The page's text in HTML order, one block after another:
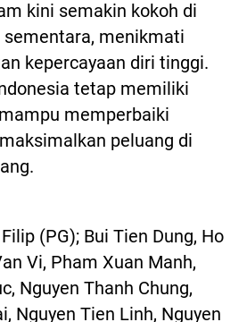
kini semakin kokoh di
menikmati
kepercayaan diri tinggi.
tetap memiliki
memperbaiki
peluang di
(PG); Bui Tien Dung, Ho
Vi, Pham Xuan Manh,
Nguyen Thanh Chung,
Nguyen Tien Linh, Nguyen